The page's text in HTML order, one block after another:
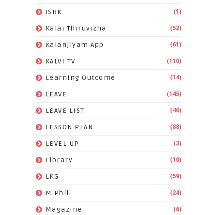
JSRK (1)
Kalai Thiruvizha (52)
Kalanjiyam App (61)
KALVI TV (110)
Learning Outcome (14)
LEAVE (145)
LEAVE LIST (46)
LESSON PLAN (88)
LEVEL UP (3)
Library (10)
LKG (59)
M.Phil (24)
Magazine (6)